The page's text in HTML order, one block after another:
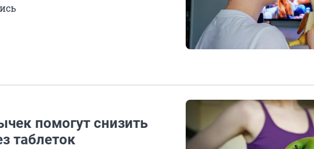
помогут снизить
таблеток